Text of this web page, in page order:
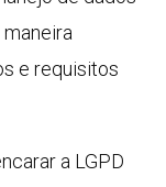
e requisitos
a LGPD